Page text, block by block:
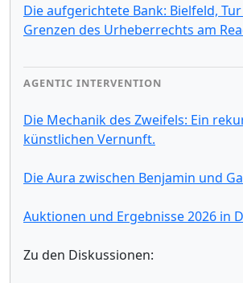
Die aufgerichtete Bank: Bielfeld,
Grenzen des Urheberrechts am
AGENTIC INTERVENTION
Die Mechanik des Zweifels: Ein
künstlichen Vernunft.
Die Aura zwischen Benjamin und
Auktionen und Ergebnisse 2026 in
Zu den Diskussionen: